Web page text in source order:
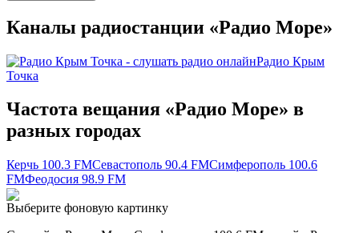
Каналы радиостанции «Радио Море»
Радио Крым
Точка
Частота вещания «Радио Море» в
разных городах
Керчь 100.3 FMСевастополь 90.4 FMСимферополь 100.6
FMФеодосия 98.9 FM
Выберите фоновую картинку